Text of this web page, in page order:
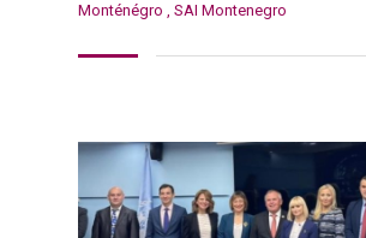
Monténégro , SAI Montenegro